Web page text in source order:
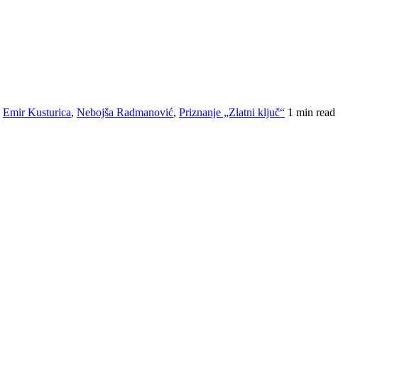
Emir Kusturica, Nebojša Radmanović, Priznanje „Zlatni ključ“ 1 min read